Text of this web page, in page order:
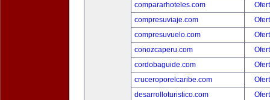
compararhoteles.com
compresuviaje.com
compresuvuelo.com
conozcaperu.com
cordobaguide.com
cruceroporelcaribe.com
desarrolloturistico.com